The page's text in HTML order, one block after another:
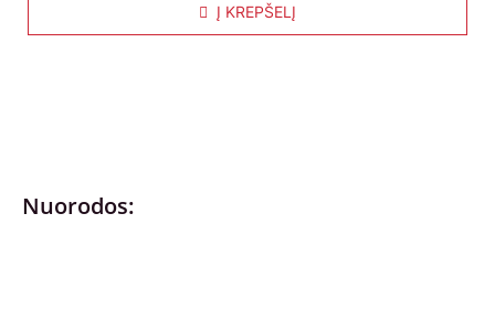
Į KREPŠELĮ
Nuorodos: